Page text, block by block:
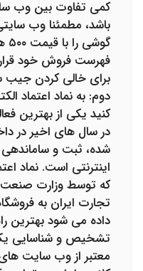
کمی تفاوت بین وب
باشد، مطمئنا وب
فهرست فروش خود
برای خالی کردن
دوم: به نماد اعتماد
کنید یکی از بهترین
در سال های اخیر در
شده، ثبت و
اینترنتی است. نماد
که توسط وزارت
تجارت ایران به
داده می شود بهترین
تشخیص و شناسایی
معتبر از وب سایت